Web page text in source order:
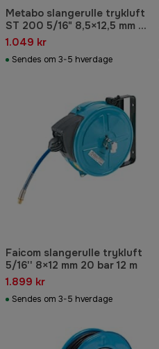
Metabo slangerulle trykluft
ST 200 5/16" 8,5×12,5 mm 12
bar 30 m
1.049 kr
Sendes om 3-5 hverdage
Faicom slangerulle trykluft
5/16'' 8×12 mm 20 bar 12 m
1.899 kr
Sendes om 3-5 hverdage